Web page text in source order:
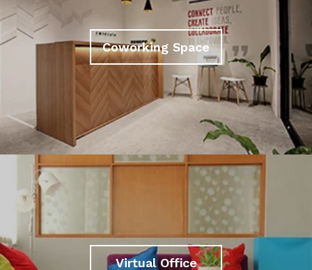
Coworking Space
Virtual Office